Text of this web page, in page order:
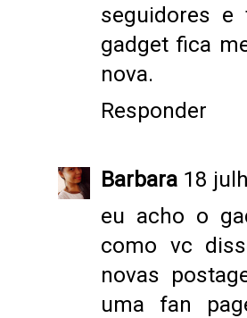
seguidores
gadget fica
nova.
Responder
Barbara 18
eu acho o
como vc
novas
uma fan